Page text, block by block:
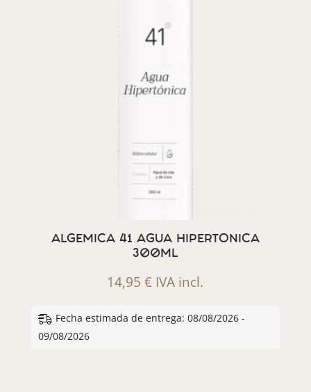
ALGEMICA 41 AGUA HIPERTONICA
300ML
14,95€ IVA incl.
Fecha estimada de entrega: 08/08/2026 -
09/08/2026